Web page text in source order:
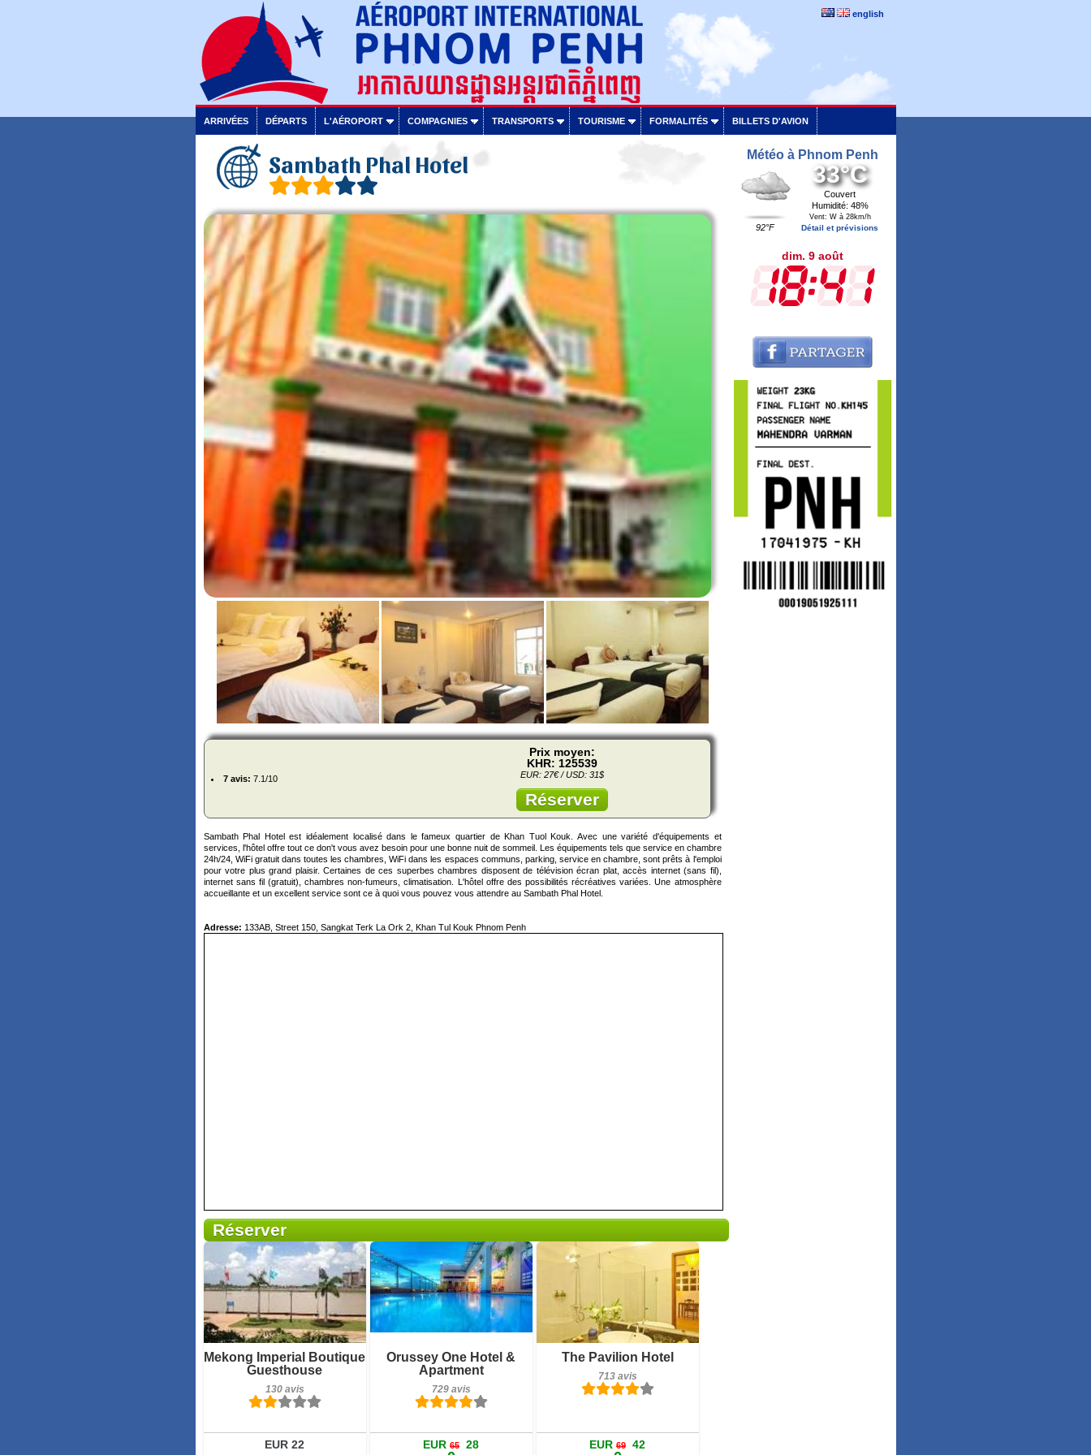
english
ARRIVÉES DÉPARTS L'AÉROPORT COMPAGNIES TRANSPORTS TOURISME FORMALITÉS BILLETS D'AVION
Sambath Phal Hotel
7 avis: 7.1/10
Prix moyen:
KHR: 125539
EUR: 27€ / USD: 31$
Réserver
Sambath Phal Hotel est idéalement localisé dans le fameux quartier de Khan Tuol Kouk. Avec une variété d'équipements et
services, l'hôtel offre tout ce don't vous avez besoin pour une bonne nuit de sommeil. Les équipements tels que service en chambre
24h/24, WiFi gratuit dans toutes les chambres, WiFi dans les espaces communs, parking, service en chambre, sont prêts à l'emploi
pour votre plus grand plaisir. Certaines de ces superbes chambres disposent de télévision écran plat, accès internet (sans fil),
internet sans fil (gratuit), chambres non-fumeurs, climatisation. L'hôtel offre des possibilités récréatives variées. Une atmosphère
accueillante et un excellent service sont ce à quoi vous pouvez vous attendre au Sambath Phal Hotel.
Adresse: 133AB, Street 150, Sangkat Terk La Ork 2, Khan Tul Kouk Phnom Penh
Réserver
Mekong Imperial Boutique
Guesthouse
130 avis
EUR 22
130 avis
Détails
Réserver
Orussey One Hotel &
Apartment
729 avis
EUR 65 28
729 avis
Détails
Réserver
The Pavilion Hotel
713 avis
EUR 69 42
Petit-déjeuner inclus
713 avis
Détails
Réserver
Météo à Phnom Penh
92°F
33°C
Couvert
Humidité: 48%
Vent: W à 28km/h
Détail et prévisions
dim. 9 août